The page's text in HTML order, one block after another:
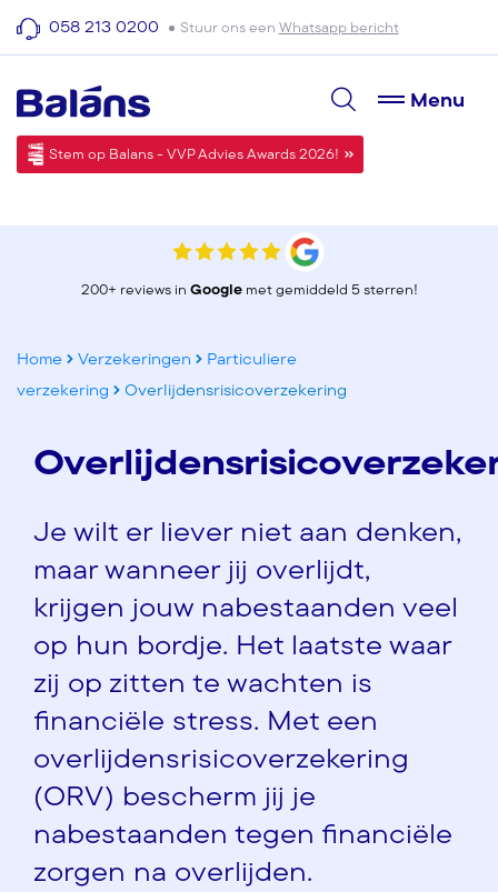
058 213 0200 Stuur ons een Whatsapp bericht
Menu
Stem op Balans - VVP Advies Awards 2026!
200+ reviews in Googlemet gemiddeld 5 sterren!
Home Verzekeringen
Particuliere
verzekering
Overlijdensrisicoverzekering
Je wilt er liever niet aan denken,
maar wanneer jij overlijdt,
krijgen jouw nabestaanden veel
op hun bordje. Het laatste waar
zij op zitten te wachten is
financiële stress. Met een
overlijdensrisicoverzekering
(ORV) bescherm jij je
nabestaanden tegen financiële
zorgen na overlijden.